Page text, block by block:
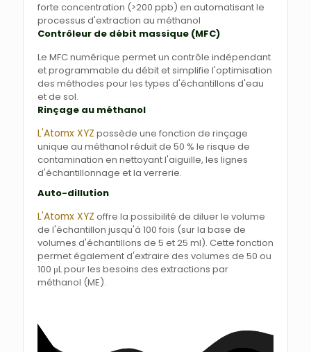
forte concentration (>200 ppb) en automatisant le
processus d'extraction au méthanol
Contrôleur de débit massique (MFC)
Le MFC numérique permet un contrôle indépendant
et programmable du débit et simplifie l'optimisation
des méthodes pour les types d'échantillons d'eau
et de sol.
Rinçage au méthanol
L'Atomx XYZ possède une fonction de rinçage
unique au méthanol réduit de 50 % le risque de
contamination en nettoyant l'aiguille, les lignes
d'échantillonnage et la verrerie.
Auto-dillution
L'Atomx XYZ offre la possibilité de diluer le volume
de l'échantillon jusqu'à 100 fois (sur la base de
volumes d'échantillons de 5 et 25 ml). Cette fonction
permet également d'extraire des volumes de 50 ou
100 μL pour les besoins des extractions par
méthanol (ME).